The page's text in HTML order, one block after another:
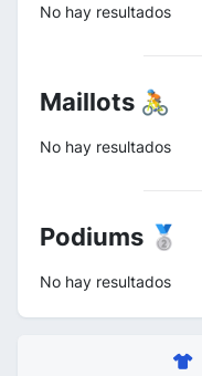
No hay resultados
Maillots 🚴
No hay resultados
Podiums 🥈
No hay resultados